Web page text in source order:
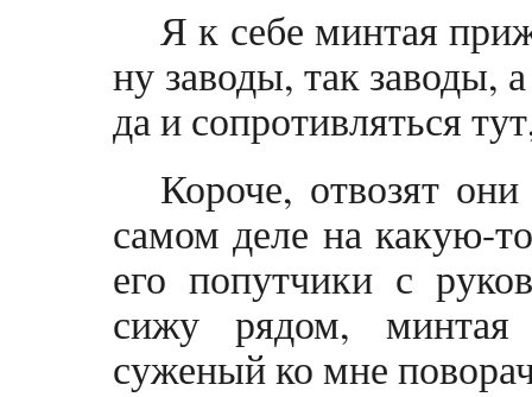
Я к себе минтая
ну заводы, так заводы,
да и сопротивляться
Короче, отвозят
самом деле на какую-
его попутчики с
сижу рядом,
суженый ко мне